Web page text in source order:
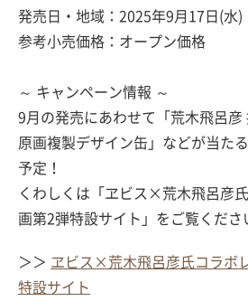
発売日・地域：2025年9月17日(水)
参考小売価格：オープン価格
～ キャンペーン情報 ～
9月の発売にあわせて「荒木飛呂彦
原画複製デザイン缶」などが当た
予定！
くわしくは「ヱビス×荒木飛呂彦
画第2弾特設サイト」をご覧くださ
＞＞ ヱビス×荒木飛呂彦氏コラボ
特設サイト